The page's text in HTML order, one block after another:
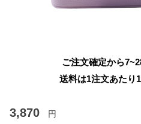
ご注文確定から
送料は1注文あたり
3,870 円